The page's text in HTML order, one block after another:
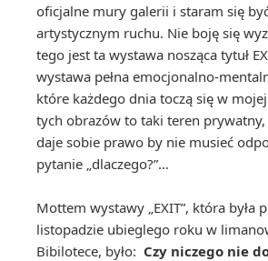
oficjalne mury galerii i staram się
artystycznym ruchu. Nie boję się
tego jest ta wystawa nosząca tytuł
wystawa pełna emocjonalno-
które każdego dnia toczą się w
tych obrazów to taki teren
daje sobie prawo by nie musieć
pytanie „dlaczego?”…
Mottem wystawy „EXIT”, która była
listopadzie ubieglego roku w
Bibilotece, było: Czy niczego nie